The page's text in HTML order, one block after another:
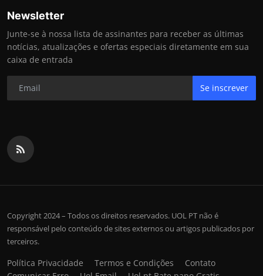
Newsletter
Junte-se à nossa lista de assinantes para receber as últimas
notícias, atualizações e ofertas especiais diretamente em sua
caixa de entrada
Se inscrever
Copyright 2024 – Todos os direitos reservados. UOL PT não é
responsável pelo conteúdo de sites externos ou artigos publicados por
terceiros.
Política Privacidade Termos e Condições
Contato